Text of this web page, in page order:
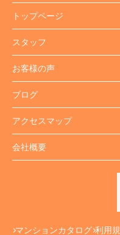
トップページ
スタッフ
お客様の声
ブログ
アクセスマップ
会社概要
マンションカタログ 利用